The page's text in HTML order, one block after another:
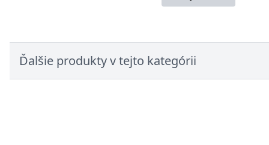
Ďalšie produkty v tejto kategórii